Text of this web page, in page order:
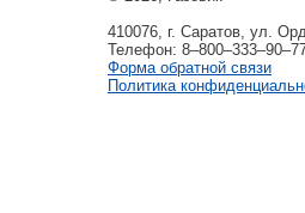
410076, г. Саратов, ул.
Телефон:
Форма обратной связи
Политика